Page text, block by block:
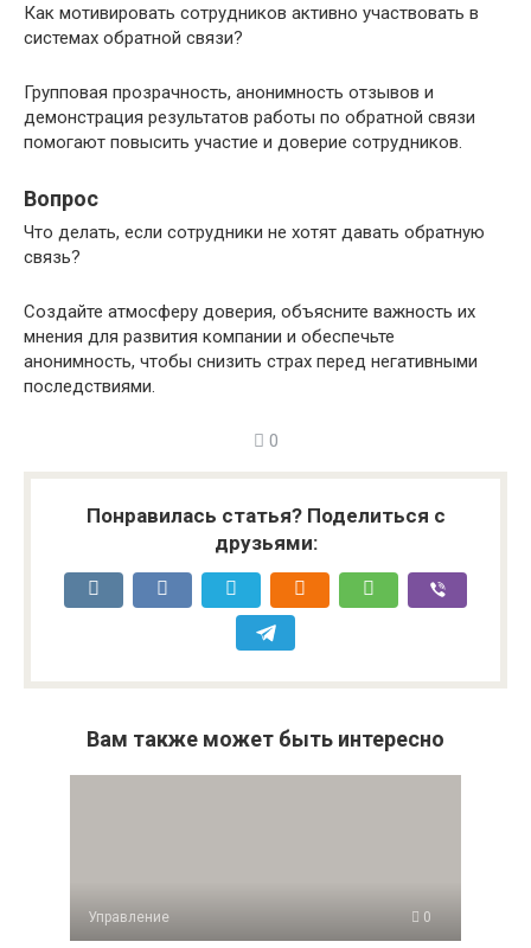
Как мотивировать сотрудников активно участвовать в
системах обратной связи?
Групповая прозрачность, анонимность отзывов и
демонстрация результатов работы по обратной связи
помогают повысить участие и доверие сотрудников.
Вопрос
Что делать, если сотрудники не хотят давать обратную
связь?
Создайте атмосферу доверия, объясните важность их
мнения для развития компании и обеспечьте
анонимность, чтобы снизить страх перед негативными
последствиями.
0
Понравилась статья? Поделиться с
друзьями:
Вам также может быть интересно
Управление 0